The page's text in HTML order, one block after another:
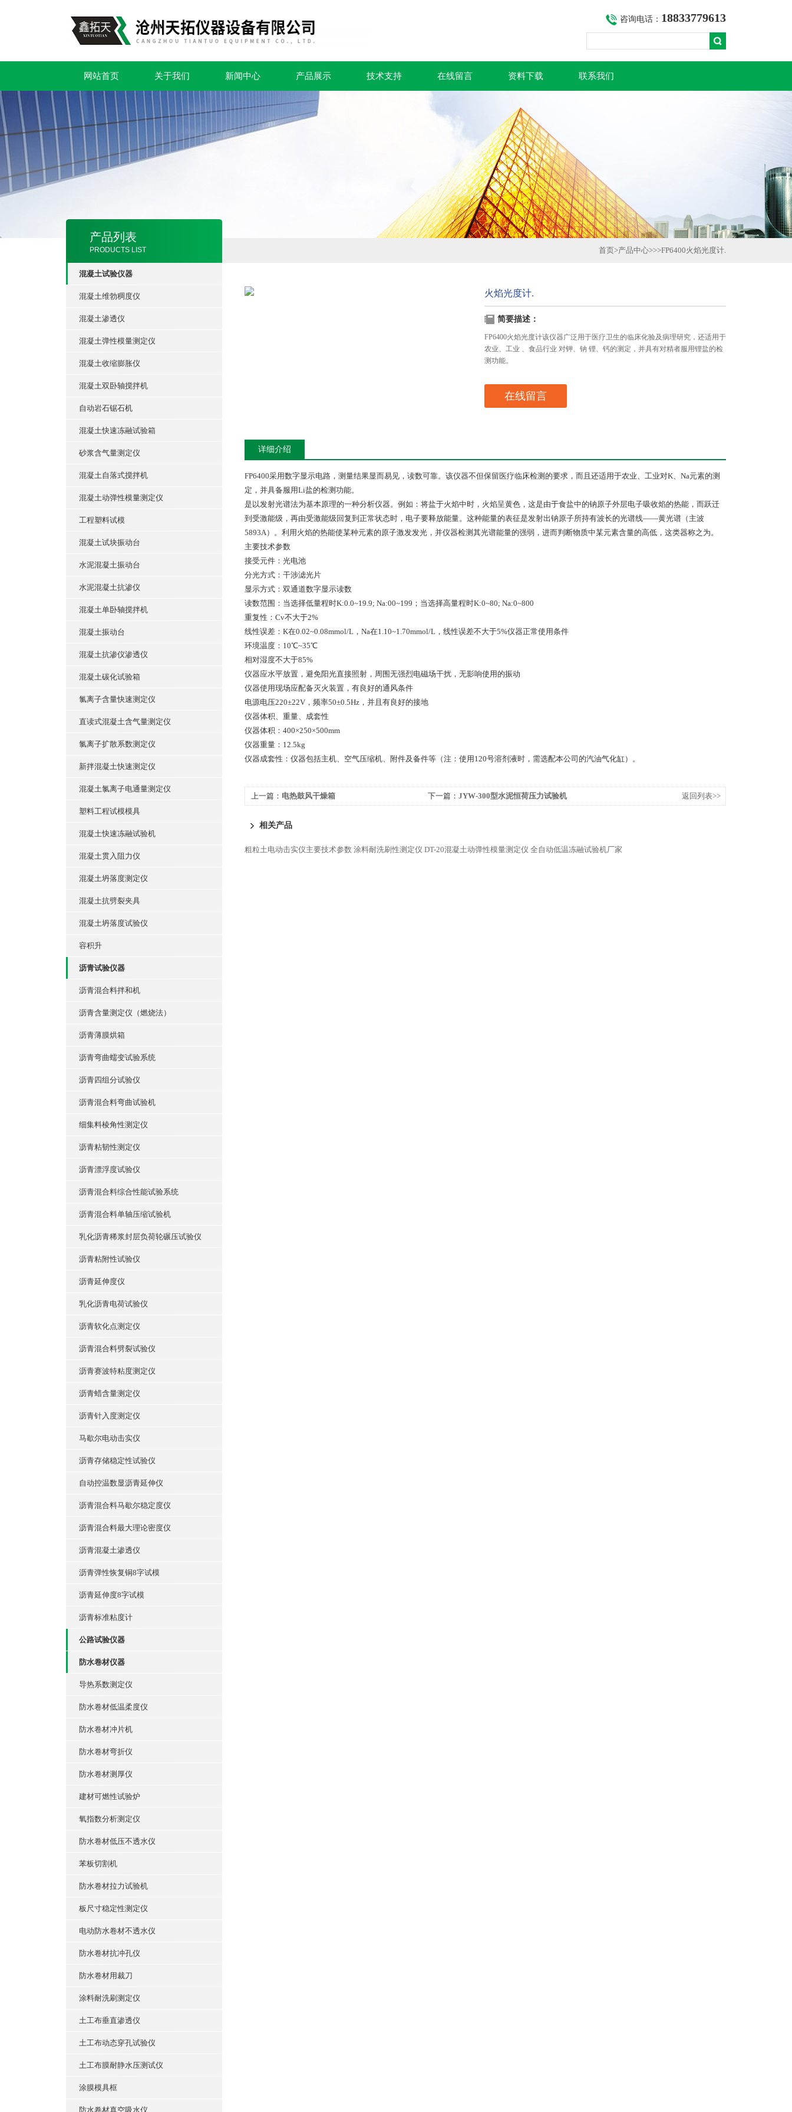
咨询电话： 18833779613
网站首页 关于我们 新闻中心 产品展示 技术支持 在线留言 资料下载 联系我们
产品列表
PRODUCTS LIST
混凝土试验仪器
混凝土维勃稠度仪
混凝土渗透仪
混凝土弹性模量测定仪
混凝土收缩膨胀仪
混凝土双卧轴搅拌机
自动岩石锯石机
混凝土快速冻融试验箱
砂浆含气量测定仪
混凝土自落式搅拌机
混凝土动弹性模量测定仪
工程塑料试模
混凝土试块振动台
水泥混凝土振动台
水泥混凝土抗渗仪
混凝土单卧轴搅拌机
混凝土振动台
混凝土抗渗仪渗透仪
混凝土碳化试验箱
氯离子含量快速测定仪
直读式混凝土含气量测定仪
氯离子扩散系数测定仪
新拌混凝土快速测定仪
混凝土氯离子电通量测定仪
塑料工程试模模具
混凝土快速冻融试验机
混凝土贯入阻力仪
混凝土坍落度测定仪
混凝土抗劈裂夹具
混凝土坍落度试验仪
容积升
沥青试验仪器
沥青混合料拌和机
沥青含量测定仪（燃烧法）
沥青薄膜烘箱
沥青弯曲蠕变试验系统
沥青四组分试验仪
沥青混合料弯曲试验机
细集料棱角性测定仪
沥青粘韧性测定仪
沥青漂浮度试验仪
沥青混合料综合性能试验系统
沥青混合料单轴压缩试验机
乳化沥青稀浆封层负荷轮碾压试验仪
沥青粘附性试验仪
沥青延伸度仪
乳化沥青电荷试验仪
沥青软化点测定仪
沥青混合料劈裂试验仪
沥青赛波特粘度测定仪
沥青蜡含量测定仪
沥青针入度测定仪
马歇尔电动击实仪
沥青存储稳定性试验仪
自动控温数显沥青延伸仪
沥青混合料马歇尔稳定度仪
沥青混合料最大理论密度仪
沥青混凝土渗透仪
沥青弹性恢复铜8字试模
沥青延伸度8字试模
沥青标准粘度计
公路试验仪器
防水卷材仪器
导热系数测定仪
防水卷材低温柔度仪
防水卷材冲片机
防水卷材弯折仪
防水卷材测厚仪
建材可燃性试验炉
氧指数分析测定仪
防水卷材低压不透水仪
苯板切割机
防水卷材拉力试验机
板尺寸稳定性测定仪
电动防水卷材不透水仪
防水卷材抗冲孔仪
防水卷材用裁刀
涂料耐洗刷测定仪
土工布垂直渗透仪
土工布动态穿孔试验仪
土工布膜耐静水压测试仪
涂膜模具框
防水卷材真空吸水仪
首页>产品中心>>>FP6400火焰光度计.
火焰光度计.
简要描述：
FP6400火焰光度计该仪器广泛用于医疗卫生的临床化验及病理研究，还适用于
农业、工业 、食品行业 对钾、钠 锂、钙的测定，并具有对精者服用锂盐的检
测功能。
在线留言
详细介绍
FP6400采用数字显示电路，测量结果显而易见，读数可靠。该仪器不但保留医疗临床检测的要求，而且还适用于农业、工业对K、Na元素的测
定，并具备服用Li盐的检测功能。
是以发射光谱法为基本原理的一种分析仪器。例如：将盐于火焰中时，火焰呈黄色，这是由于食盐中的钠原子外层电子吸收焰的热能，而跃迁
到受激能级，再由受激能级回复到正常状态时，电子要释放能量。这种能量的表征是发射出钠原子所持有波长的光谱线——黄光谱（主波
5893A）。利用火焰的热能使某种元素的原子激发发光，并仪器检测其光谱能量的强弱，进而判断物质中某元素含量的高低，这类器称之为。
主要技术参数
接受元件：光电池
分光方式：干涉滤光片
显示方式：双通道数字显示读数
读数范围：当选择低量程时K:0.0~19.9; Na:00~199；当选择高量程时K:0~80; Na:0~800
重复性：Cv不大于2%
线性误差：K在0.02~0.08mmol/L，Na在1.10~1.70mmol/L，线性误差不大于5%仪器正常使用条件
环境温度：10℃~35℃
相对湿度不大于85%
仪器应水平放置，避免阳光直接照射，周围无强烈电磁场干扰，无影响使用的振动
仪器使用现场应配备灭火装置，有良好的通风条件
电源电压220±22V，频率50±0.5Hz，并且有良好的接地
仪器体积、重量、成套性
仪器体积：400×250×500mm
仪器重量：12.5kg
仪器成套性：仪器包括主机、空气压缩机、附件及备件等（注：使用120号溶剂液时，需选配本公司的汽油气化缸）。
上一篇： 电热鼓风干燥箱 下一篇： JYW-300型水泥恒荷压力试验机 返回列表>>
相关产品
粗粒土电动击实仪主要技术参数 涂料耐洗刷性测定仪 DT-20混凝土动弹性模量测定仪 全自动低温冻融试验机厂家